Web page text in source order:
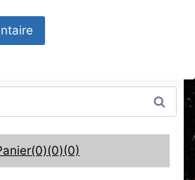
(0)(0)